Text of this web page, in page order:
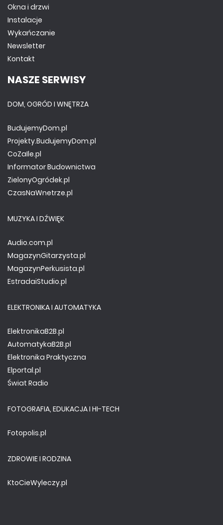
Okna i drzwi
Instalacje
Wykańczanie
Newsletter
Kontakt
NASZE SERWISY
DOM, OGRÓD I WNĘTRZA
BudujemyDom.pl
Projekty.BudujemyDom.pl
CoZaIle.pl
Informator Budownictwa
ZielonyOgródek.pl
CzasNaWnetrze.pl
MUZYKA I DŹWIĘK
Audio.com.pl
MagazynGitarzysta.pl
MagazynPerkusista.pl
EstradaiStudio.pl
ELEKTRONIKA I AUTOMATYKA
ElektronikaB2B.pl
AutomatykaB2B.pl
Elektronika Praktyczna
Elportal.pl
Świat Radio
FOTOGRAFIA, EDUKACJA I HI-TECH
Fotopolis.pl
ZDROWIE I RODZINA
KtoCieWyleczy.pl